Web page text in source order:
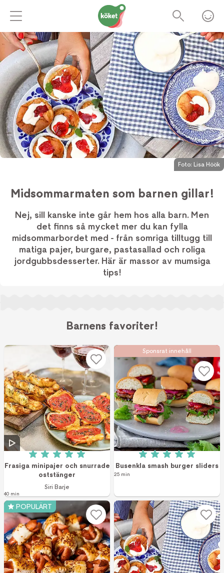
Foto: Lisa Höök
Midsommarmaten som barnen gillar!
Nej, sill kanske inte går hem hos alla barn. Men
det finns så mycket mer du kan fylla
midsommarbordet med - från somriga tilltugg till
matiga pajer, burgare, pastasallad och roliga
jordgubbsdesserter. Här är massor av mumsiga
tips!
Barnens favoriter!
Betyg: 5 av 5 (4 röster)
Frasiga minipajer och snurrade
oststänger
Siri Barje
40 min
Sponsrat innehåll
Betyg: 5 av 5 (1
Busenkla smash burger sliders
25 min
POPULÄRT